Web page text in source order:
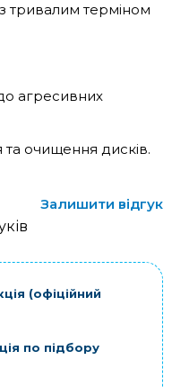
тривалим терміном
до агресивних
очищення дисків.
Залишити відгук
(офіційний
по підбору